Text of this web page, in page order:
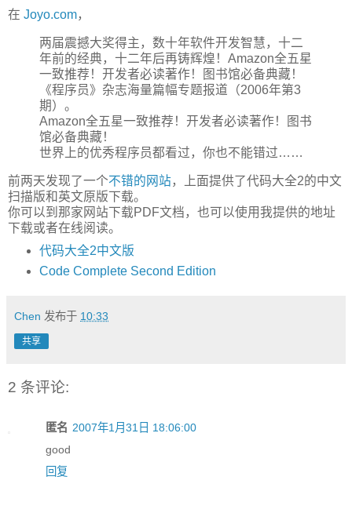
在 Joyo.com，
两届震撼大奖得主，数十年软件开发智慧，十二
年前的经典，十二年后再铸辉煌！Amazon全五星
一致推荐！开发者必读著作！图书馆必备典藏！
《程序员》杂志海量篇幅专题报道（2006年第3
期）。
Amazon全五星一致推荐！开发者必读著作！图书
馆必备典藏！
世界上的优秀程序员都看过，你也不能错过……
前两天发现了一个不错的网站，上面提供了代码大全2的中文
扫描版和英文原版下载。
你可以到那家网站下载PDF文档，也可以使用我提供的地址
下载或者在线阅读。
代码大全2中文版
Code Complete Second Edition
Chen 发布于 10:33
共享
2 条评论:
匿名 2007年1月31日 18:06:00
good
回复